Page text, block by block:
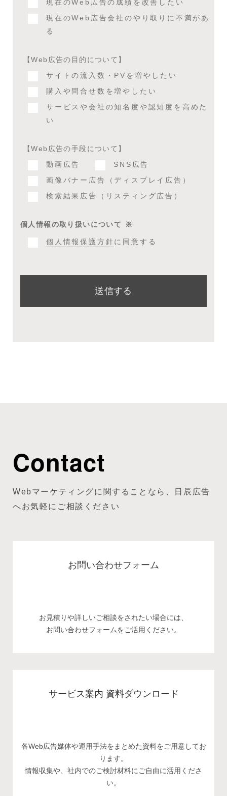
現在のWeb広告の成績を改善したい
現在のWeb広告会社のやり取りに不満があ
る
【Web広告の目的について】
サイトの流入数・PVを増やしたい
購入や問合せ数を増やしたい
サービスや会社の知名度や認知度を高めた
い
【Web広告の手段について】
動画広告
SNS広告
画像バナー広告（ディスプレイ広告）
検索結果広告（リスティング広告）
個人情報の取り扱いについて ※
個人情報保護方針に同意する
Contact
Webマーケティングに関することなら、日辰広告
へお気軽にご相談ください
お問い合わせフォーム
お見積りや詳しいご相談をされたい場合には、
お問い合わせフォームをご活用ください。
サービス案内 資料ダウンロード
各Web広告媒体や運用手法をまとめた資料をご用意してお
ります。
情報収集や、社内でのご検討材料にご自由に活用くださ
い。